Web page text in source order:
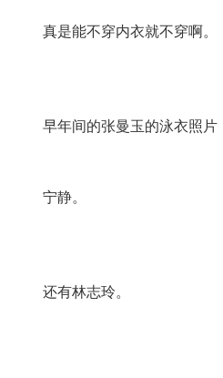
真是能不穿内衣就不穿啊。
早年间的张曼玉的泳衣照片
宁静。
还有林志玲。